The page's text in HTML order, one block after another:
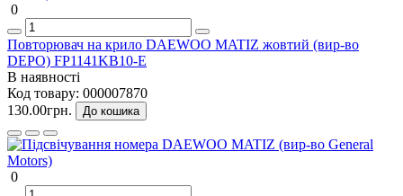
0
Повторювач на крило DAEWOO MATIZ жовтий (вир-во
DEPO) FP1141KB10-E
В наявності
Код товару: 000007870
130.00грн.
До кошика
0